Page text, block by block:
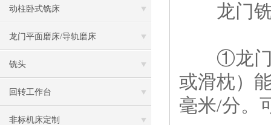
动柱卧式铣床
龙门平面磨床/导轨磨床
铣头
回转工作台
非标机床定制
龙门铣
①龙门镗
或滑枕）
毫米/分。